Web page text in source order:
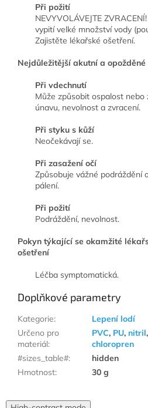
Při požití
NEVYVOLÁVEJTE
vypití velké množství vody
Zajistěte lékařské ošetření.
Nejdůležitější akutní a
Při vdechnutí
Může způsobit ospalost nebo
únavu, nevolnost a zvracení.
Při styku s kůží
Neočekávají se.
Při zasažení očí
Způsobuje vážné podráždění
pálení.
Při požití
Podráždění, nevolnost.
Pokyn týkající se okamžité
ošetření
Léčba symptomatická.
Doplňkové parametry
Kategorie:
Lepení lodí
Určeno pro
materiál:
PVC, PU, nitril,
chloropren
#sizes_table#:
hidden
Hmotnost: 30 g